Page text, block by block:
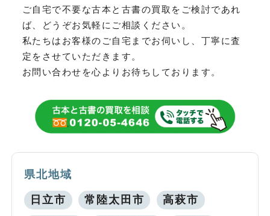
ご自宅で不要な古本と古書の買取をご検討であれ
ば、どうぞお気軽にご相談ください。
私たちはお客様のご自宅までお伺いし、丁寧に査
定をさせていただきます。
お問い合わせを心よりお待ちしております。
県北地域
日立市 常陸太田市 高萩市